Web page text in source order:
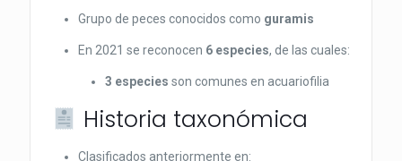
Grupo de peces conocidos como guramis
En 2021 se reconocen 6 especies, de las cuales:
3 especies son comunes en acuariofilia
Historia taxonómica
Clasificados anteriormente en: